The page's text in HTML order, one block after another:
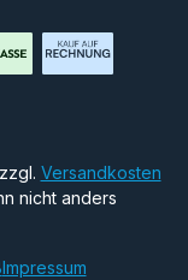
Versandkosten
nicht anders
Impressum